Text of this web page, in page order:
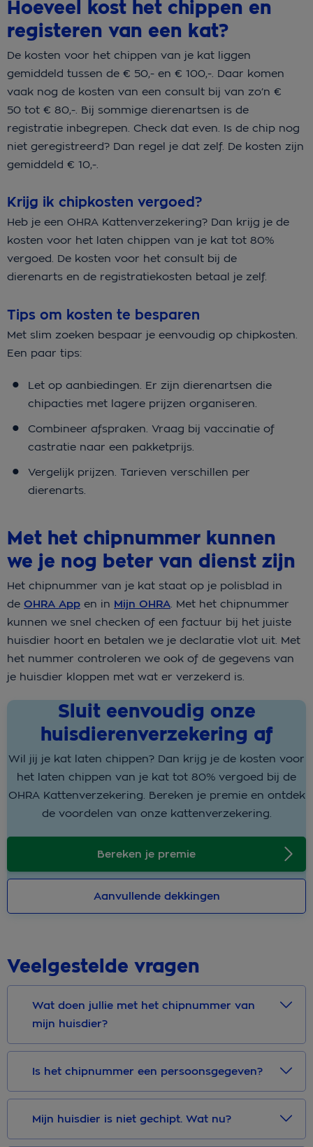
Hoeveel kost het chippen en
registeren van een kat?
De kosten voor het chippen van je kat liggen
gemiddeld tussen de € 50,- en € 100,-. Daar komen
vaak nog de kosten van een consult bij van zo’n €
50 tot € 80,-. Bij sommige dierenartsen is de
registratie inbegrepen. Check dat even. Is de chip nog
niet geregistreerd? Dan regel je dat zelf. De kosten zijn
gemiddeld € 10,-.
Krijg ik chipkosten vergoed?
Heb je een OHRA Kattenverzekering? Dan krijg je de
kosten voor het laten chippen van je kat tot 80%
vergoed. De kosten voor het consult bij de
dierenarts en de registratiekosten betaal je zelf.
Tips om kosten te besparen
Met slim zoeken bespaar je eenvoudig op chipkosten.
Een paar tips:
Let op aanbiedingen. Er zijn dierenartsen die
chipacties met lagere prijzen organiseren.
Combineer afspraken. Vraag bij vaccinatie of
castratie naar een pakketprijs.
Vergelijk prijzen. Tarieven verschillen per
dierenarts.
Met het chipnummer kunnen
we je nog beter van dienst zijn
Het chipnummer van je kat staat op je polisblad in
de OHRA App en in Mijn OHRA. Met het chipnummer
kunnen we snel checken of een factuur bij het juiste
huisdier hoort en betalen we je declaratie vlot uit. Met
het nummer controleren we ook of de gegevens van
je huisdier kloppen met wat er verzekerd is.
Sluit eenvoudig onze
huisdierenverzekering af
Wil jij je kat laten chippen? Dan krijg je de kosten voor
het laten chippen van je kat tot 80% vergoed bij de
OHRA Kattenverzekering. Bereken je premie en ontdek
de voordelen van onze kattenverzekering.
Bereken je premie
Aanvullende dekkingen
Veelgestelde vragen
Wat doen jullie met het chipnummer van
mijn huisdier?
Is het chipnummer een persoonsgegeven?
Mijn huisdier is niet gechipt. Wat nu?